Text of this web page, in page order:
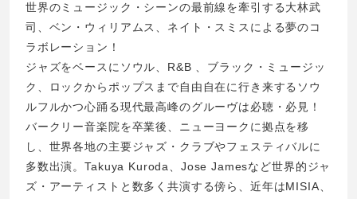
世界のミュージック・シーンの最前線を牽引する大林武
司、ベン・ウィリアムス、ネイト・スミスによる夢のコ
ラボレーション！
ジャズをベースにソウル、R&B 、ブラック・ミュージッ
ク、ロックからポップスまで自由自在に行き来するソウ
ルフルかつ心踊る現代最高峰のグルーヴは必聴・必見！
バークリー音楽院を卒業後、ニューヨークに拠点を移
し、世界各地の主要ジャズ・クラブやフェスティバルに
多数出演。Takuya Kuroda、Jose Jamesなど世界的ジャ
ズ・アーティストと数多く共演する傍ら、近年はMISIA、